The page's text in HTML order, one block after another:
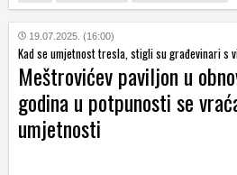
19.07.2025. (16:00)
Kad se umjetnost tresla, stigli su građevinari s
Meštrovićev paviljon u
godina u potpunosti se
umjetnosti